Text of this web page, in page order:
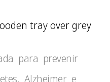
tray over grey
para prevenir
Alzheimer e